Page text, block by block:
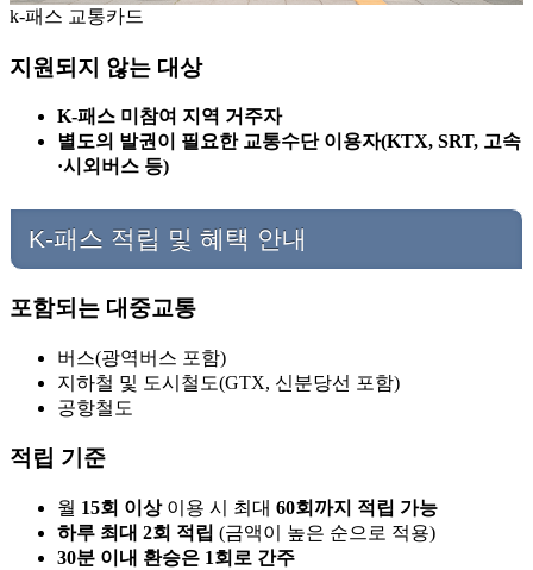
k-패스 교통카드
지원되지 않는 대상
K-패스 미참여 지역 거주자
별도의 발권이 필요한 교통수단 이용자(KTX, SRT, 고속
·시외버스 등)
K-패스 적립 및 혜택 안내
포함되는 대중교통
버스(광역버스 포함)
지하철 및 도시철도(GTX, 신분당선 포함)
공항철도
적립 기준
월 15회 이상이용 시 최대 60회까지 적립 가능
하루 최대 2회 적립 (금액이 높은 순으로 적용)
30분 이내 환승은 1회로 간주